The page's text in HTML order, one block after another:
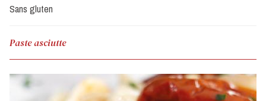
Sans gluten
Paste asciutte